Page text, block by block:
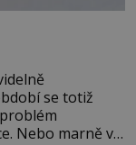
se totiž
Nebo marně v